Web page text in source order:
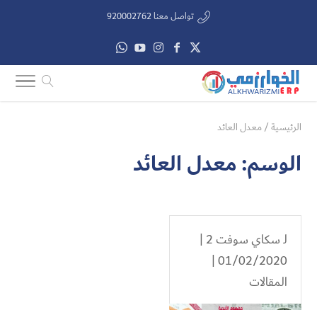
تواصل معنا 920002762
الرئيسية/معدل العائد
الوسم:معدل العائد
لـسكاي سوفت 2
|
01/02/2020 |
المقالات